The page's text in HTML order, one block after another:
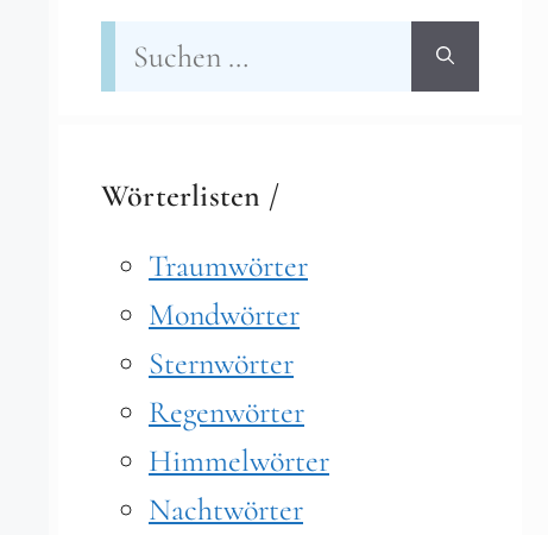
Suchen
nach:
Wörterlisten /
Traumwörter
Mondwörter
Sternwörter
Regenwörter
Himmelwörter
Nachtwörter